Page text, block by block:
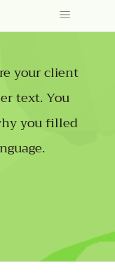
your client
text. You
you filled